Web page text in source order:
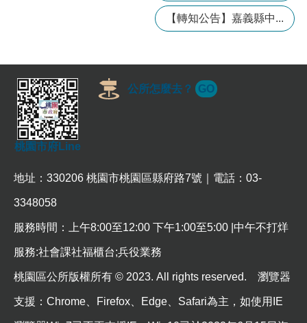
相
關
資
料
回
頁
網
導
政
信
箱
【轉知公告】嘉義縣中...
桃園市府Line
公所怎麼去？ GO
地址：330206 桃園市桃園區縣府路7號｜電話：03-
3348058
服務時間：上午8:00至12:00 下午1:00至5:00 |中午不打烊
服務:社會課社福櫃台;兵役業務
桃園區公所版權所有 © 2023. All rights reserved. 瀏覽器
支援：Chrome、Firefox、Edge、Safari為主，如使用IE